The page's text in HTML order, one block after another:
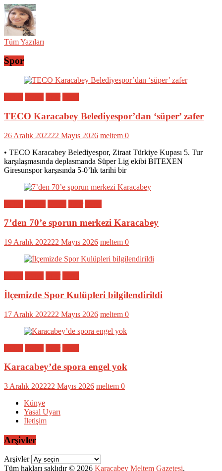
Tüm Yazıları
Spor
TECO Karacabey Belediyespor’dan ‘süper’ zafer
26 Aralık 202222 Mayıs 2026 meltem 0
• TECO Karacabey Belediyespor, Ziraat Türkiye Kupası 5. Tur
karşılaşmasında deplasmanda Süper Lig ekibi BITEXEN
Giresunspor karşısında 5-0’lık tarihi bir
7’den 70’e sporun merkezi Karacabey
19 Aralık 202222 Mayıs 2026 meltem 0
İlçemizde Spor Kulüpleri bilgilendirildi
17 Aralık 202222 Mayıs 2026 meltem 0
Karacabey’de spora engel yok
3 Aralık 202222 Mayıs 2026 meltem 0
Künye
Yasal Uyarı
İletişim
Arşivler
Arşivler
Tüm hakları saklıdır © 2026 Karacabey Meltem Gazetesi.